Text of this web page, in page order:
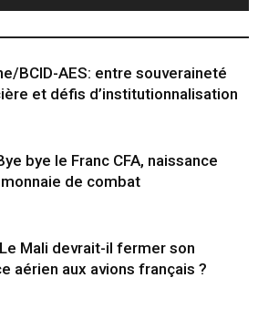
BCID-AES: entre souveraineté
et défis d’institutionnalisation
bye le Franc CFA, naissance
monnaie de combat
Mali devrait-il fermer son
aérien aux avions français ?